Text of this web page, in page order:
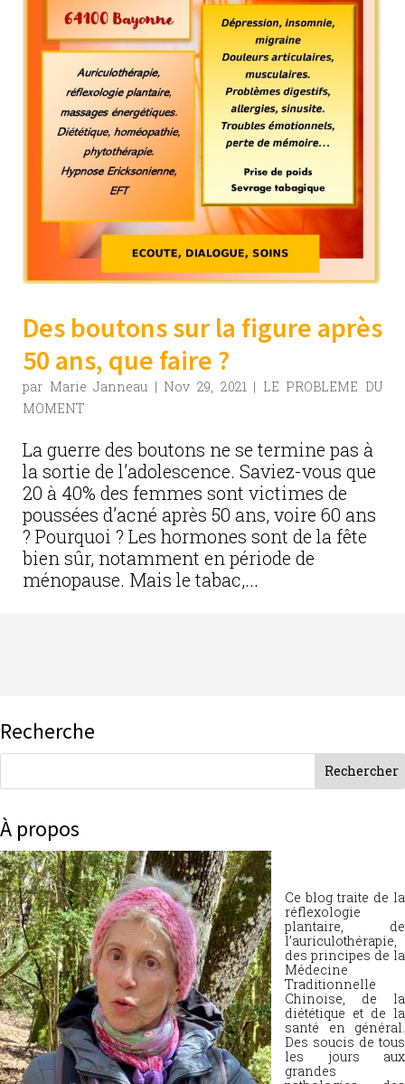
Des boutons sur la figure après
50 ans, que faire ?
par Marie Janneau | Nov 29, 2021| LE PROBLEME DU
MOMENT
La guerre des boutons ne se termine pas à
la sortie de l’adolescence. Saviez-vous que
20 à 40% des femmes sont victimes de
poussées d’acné après 50 ans, voire 60 ans
? Pourquoi ? Les hormones sont de la fête
bien sûr, notamment en période de
ménopause. Mais le tabac,...
Recherche
À propos
Ce blog traite de la
réflexologie
plantaire, de
l’auriculothérapie,
des principes de la
Médecine
Traditionnelle
Chinoise, de la
diététique et de la
santé en général.
Des soucis de tous
les jours aux
grandes